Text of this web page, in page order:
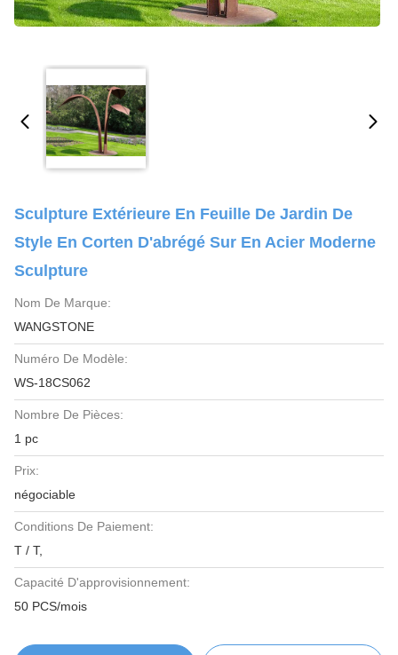
Sculpture Extérieure En Feuille De Jardin De
Style En Corten D'abrégé Sur En Acier Moderne
Sculpture
Nom De Marque:
WANGSTONE
Numéro De Modèle:
WS-18CS062
Nombre De Pièces:
1 pc
Prix:
négociable
Conditions De Paiement:
T / T,
Capacité D'approvisionnement:
50 PCS/mois